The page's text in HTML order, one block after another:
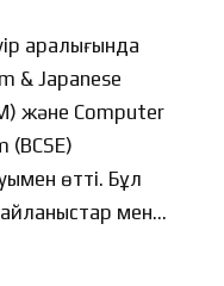
аралығында
& Japanese
және Computer
(BCSE)
өтті. Бұл
мен...